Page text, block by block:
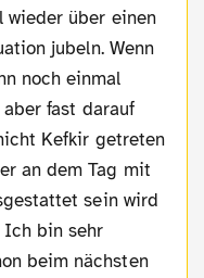
wieder über einen
jubeln. Wenn
noch einmal
fast darauf
Kefkir getreten
an dem Tag mit
sein wird
Ich bin sehr
beim nächsten